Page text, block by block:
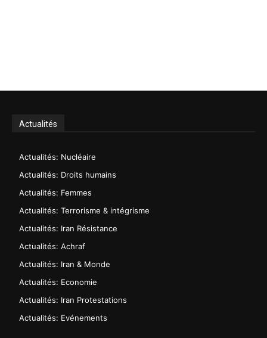
Actualités
Actualités: Nucléaire
Actualités: Droits humains
Actualités: Femmes
Actualités: Terrorisme & intégrisme
Actualités: Iran Résistance
Actualités: Achraf
Actualités: Iran & Monde
Actualités: Economie
Actualités: Iran Protestations
Actualités: Evénements